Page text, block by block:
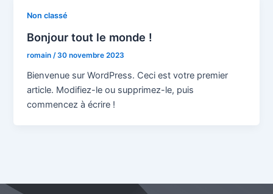
Non classé
Bonjour tout le monde !
romain/30 novembre 2023
Bienvenue sur WordPress. Ceci est votre premier
article. Modifiez-le ou supprimez-le, puis
commencez à écrire !